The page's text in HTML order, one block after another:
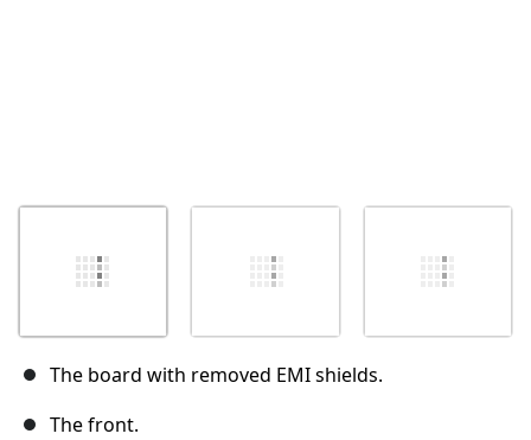
The board with removed EMI shields.
The front.